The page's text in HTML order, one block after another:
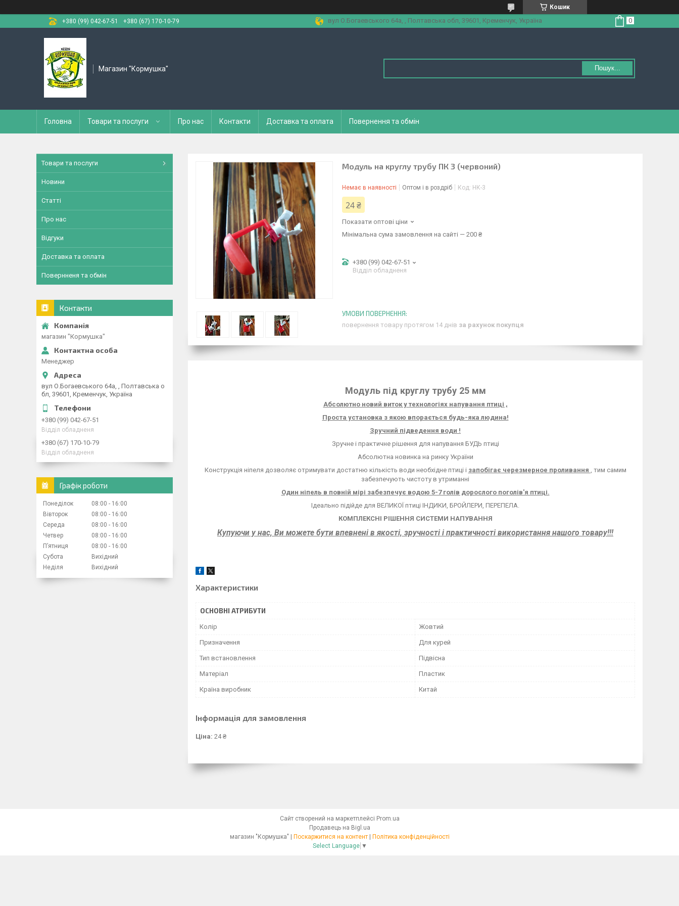
Кошик
+380 (99) 042-67-51
+380 (67) 170-10-79 вул О.Богаевського 64а, , Полтавська обл, 39601, Кременчук, Україна
Магазин "Кормушка" Пошук...
Головна Товари та послуги Про нас Контакти Доставка та оплата Повернення та обмін
Модуль на круглу трубу ПК 3 (червоний)
Немає в наявності Оптом і в роздріб Код: НК-3
24 ₴
Показати оптові ціни
Мінімальна сума замовлення на сайті — 200 ₴
+380 (99) 042-67-51
Відділ обладненя
повернення товару протягом 14 днів за рахунок покупця
Модуль під круглу трубу 25 мм
Абсолютно новий виток у технологіях напування птиці ,
Проста установка з якою впорається будь-яка людина!
Зручний підведення води !
Зручне і практичне рішення для напування БУДЬ птиці
Абсолютна новинка на ринку України
Конструкція ніпеля дозволяє отримувати достатню кількість води необхідне птиці і запобігає черезмерное проливання
, тим самим
забезпечують чистоту в утриманні
Один ніпель в повній мірі забезпечує водою 5-7 голів дорослого поголів'я птиці.
Ідеально підійде для ВЕЛИКОЇ птиці ІНДИКИ, БРОЙЛЕРИ, ПЕРЕПЕЛА.
КОМПЛЕКСНІ РІШЕННЯ СИСТЕМИ НАПУВАННЯ
Купуючи у нас, Ви можете бути впевнені в якості, зручності і практичності використання нашого товару!!!
Характеристики
ОСНОВНІ АТРИБУТИ
Колір Жовтий
Призначення Для курей
Тип встановлення Підвісна
Матеріал Пластик
Країна виробник Китай
Інформація для замовлення
Ціна: 24 ₴
Товари та послуги
Новини
Статті
Про нас
Відгуки
Доставка та оплата
Повернненя та обмін
Контакти
магазин "Кормушка"
Менеджер
вул О.Богаевського 64а, , Полтавська о
бл, 39601, Кременчук, Україна
+380 (99) 042-67-51
Відділ обладненя
+380 (67) 170-10-79
Відділ обладненя
Графік роботи
Понеділок 08:00
16:00
Вівторок
08:00
16:00
Середа
08:00
16:00
Четвер
08:00
16:00
Пʼятниця
08:00
16:00
Субота
Вихідний
Неділя
Вихідний
Сайт створений на маркетплейсі Prom.ua
Продавець на Bigl.ua
магазин "Кормушка" | Поскаржитися на контент | Політика конфіденційності
Select Language ▼